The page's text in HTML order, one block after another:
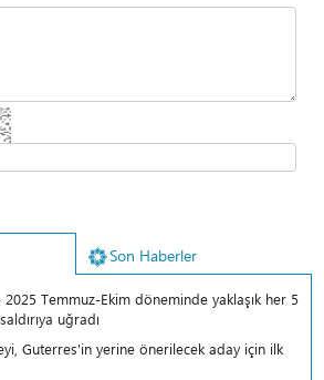
Son Haberler
Temmuz-Ekim döneminde yaklaşık her 5
uğradı
Guterres'in yerine önerilecek aday için ilk